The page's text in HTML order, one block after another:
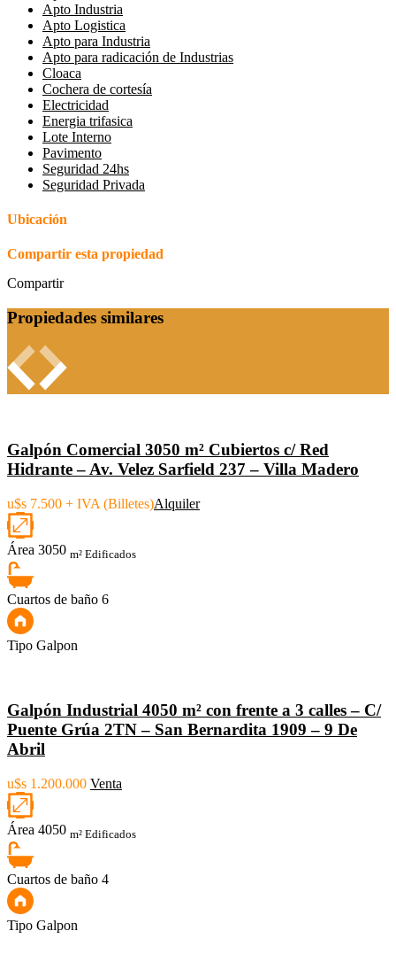
Apto Industria
Apto Logistica
Apto para Industria
Apto para radicación de Industrias
Cloaca
Cochera de cortesía
Electricidad
Energia trifasica
Lote Interno
Pavimento
Seguridad 24hs
Seguridad Privada
Ubicación
Compartir esta propiedad
Compartir
Propiedades similares
Galpón Comercial 3050 m² Cubiertos c/ Red
Hidrante – Av. Velez Sarfield 237 – Villa Madero
u$s 7.500 + IVA (Billetes)Alquiler
Área 3050 m² Edificados
Cuartos de baño 6
Tipo Galpon
Galpón Industrial 4050 m² con frente a 3 calles – C/
Puente Grúa 2TN – San Bernardita 1909 – 9 De
Abril
u$s 1.200.000 Venta
Área 4050 m² Edificados
Cuartos de baño 4
Tipo Galpon